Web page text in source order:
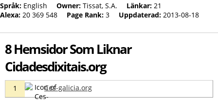
Språk: English Owner: Tissat, S.A. Länkar: 21
Alexa: 20 369 548 Page Rank: 3 Uppdaterad: 2013-08-18
8 Hemsidor Som Liknar
Cidadesdixitais.org
1 Ces-galicia.org